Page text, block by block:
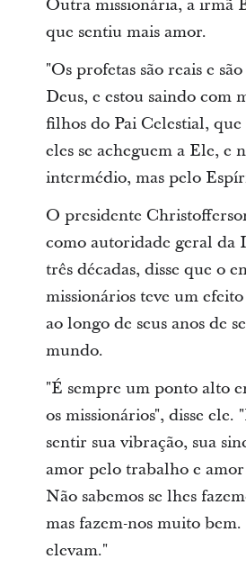
Outra missionária, a irmã
que sentiu mais amor.
"Os profetas são reais e
Deus, e estou saindo com
filhos do Pai Celestial,
eles se acheguem a Ele, e
intermédio, mas pelo
O presidente
como autoridade geral da
três décadas, disse que o
missionários teve um
ao longo de seus anos de
mundo.
"É sempre um ponto alto
os missionários", disse ele.
sentir sua vibração, sua
amor pelo trabalho e amor
Não sabemos se lhes
mas fazem-nos muito bem.
elevam."